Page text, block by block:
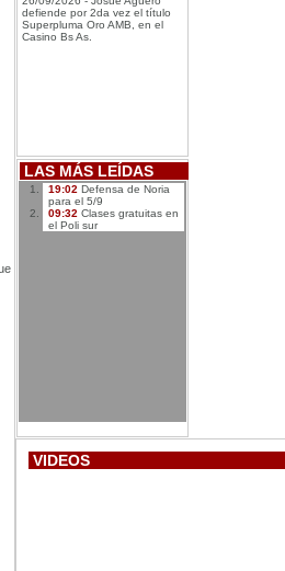
defiende por 2da vez el título
Superpluma Oro AMB, en el
Casino Bs As.
LAS MÁS LEÍDAS
19:02 Defensa de Noria
para el 5/9
09:32 Clases gratuitas en
el Poli sur
VIDEOS